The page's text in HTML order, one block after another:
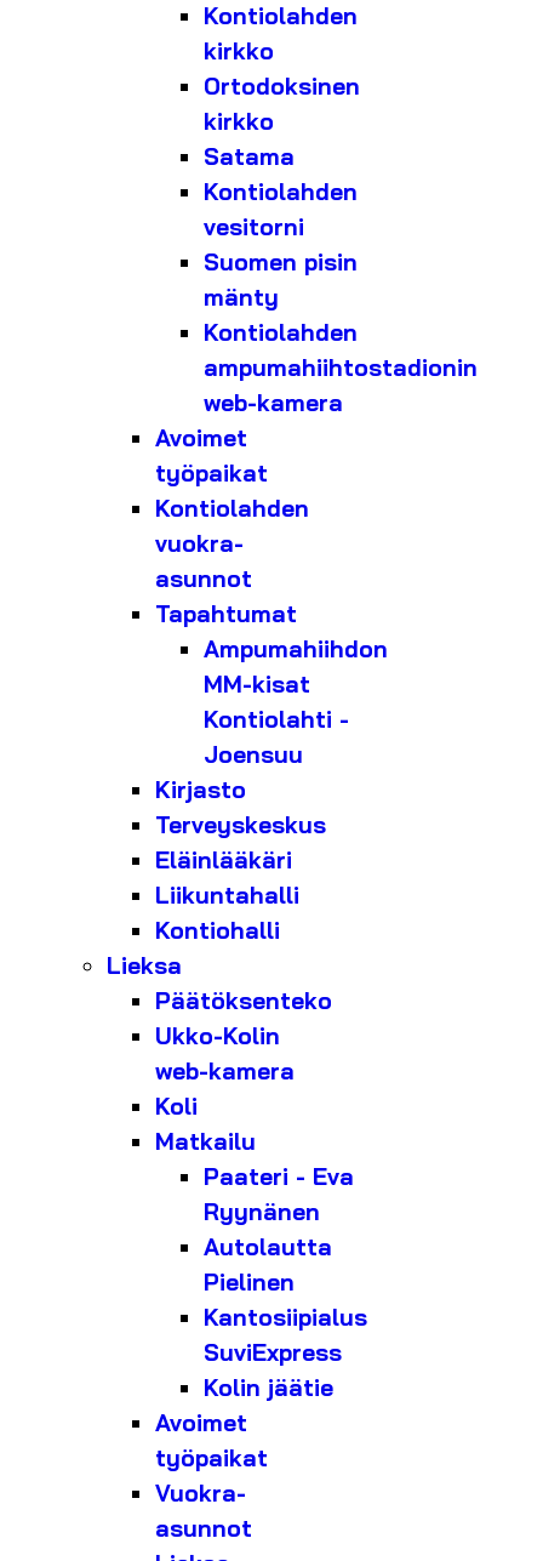
Kontiolahden
kirkko
Ortodoksinen
kirkko
Satama
Kontiolahden
vesitorni
Suomen pisin
mänty
Kontiolahden
ampumahiihtostadionin
web-kamera
Avoimet
työpaikat
Kontiolahden
vuokra-
asunnot
Tapahtumat
Ampumahiihdon
MM-kisat
Kontiolahti -
Joensuu
Kirjasto
Terveyskeskus
Eläinlääkäri
Liikuntahalli
Kontiohalli
Lieksa
Päätöksenteko
Ukko-Kolin
web-kamera
Koli
Matkailu
Paateri - Eva
Ryynänen
Autolautta
Pielinen
Kantosiipialus
SuviExpress
Kolin jäätie
Avoimet
työpaikat
Vuokra-
asunnot